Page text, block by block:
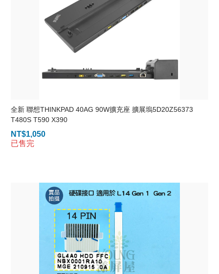
全新 聯想THINKPAD 40AG 90W擴充座 擴展塢5D20Z56373
T480S T590 X390
NT$1,050
已售完